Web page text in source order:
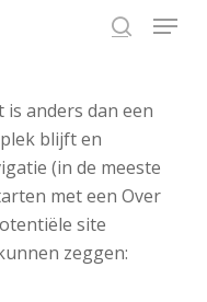
Menu
anders dan een
blijft en
(in de meeste
met een Over
site
zeggen: